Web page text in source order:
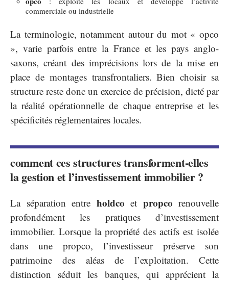
commerciale ou industrielle
La terminologie, notamment autour du mot « opco
», varie parfois entre la France et les pays anglo-
saxons, créant des imprécisions lors de la mise en
place de montages transfrontaliers. Bien choisir sa
structure reste donc un exercice de précision, dicté par
la réalité opérationnelle de chaque entreprise et les
spécificités réglementaires locales.
comment ces structures transforment-elles
la gestion et l’investissement immobilier ?
La séparation entre holdco et propco renouvelle
profondément les pratiques d’investissement
immobilier. Lorsque la propriété des actifs est isolée
dans une propco, l’investisseur préserve son
patrimoine des aléas de l’exploitation. Cette
distinction séduit les banques, qui apprécient la